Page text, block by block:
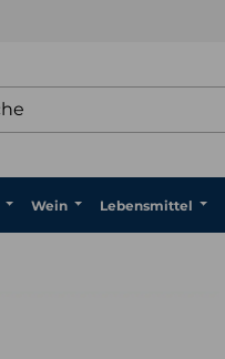
Wein Lebensmittel